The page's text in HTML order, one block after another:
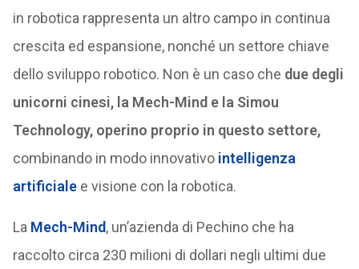
in robotica rappresenta un altro campo in continua
crescita ed espansione, nonché un settore chiave
dello sviluppo robotico. Non è un caso che due degli
unicorni cinesi, la Mech-Mind e la Simou
Technology, operino proprio in questo settore,
combinando in modo innovativo intelligenza
artificialee visione con la robotica.
La Mech-Mind, un’azienda di Pechino che ha
raccolto circa 230 milioni di dollari negli ultimi due